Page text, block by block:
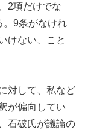
2項だけでな
。9条がなけれ
けない、こと
対して、私など
が偏向してい
石破氏が議論の